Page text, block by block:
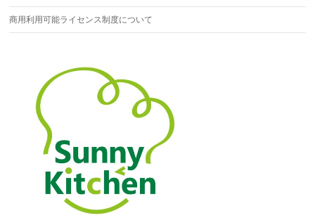
商用利用可能ライセンス制度について